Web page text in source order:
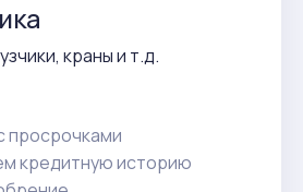
краны и т.д.
просрочками
кредитную историю